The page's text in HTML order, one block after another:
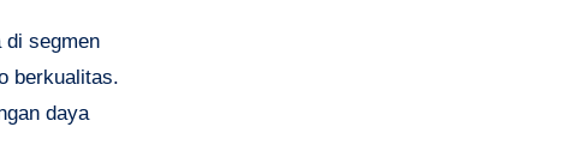
di segmen
berkualitas.
daya